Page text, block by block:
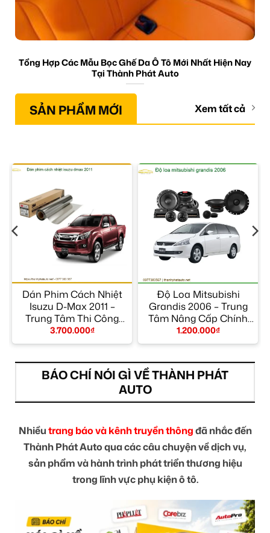
Tổng Hợp Các Mẫu Bọc Ghế Da Ô Tô Mới Nhất Hiện Nay
Tại Thành Phát Auto
SẢN PHẨM MỚI Xem tất cả
Dán Phim Cách Nhiệt
Isuzu D-Max 2011 –
Trung Tâm Thi Công
Chính Hãng TPHCM
3.700.000₫
Độ Loa Mitsubishi
Grandis 2006 – Trung
Tâm Nâng Cấp Chính
Hãng TPHCM
1.200.000₫
BÁO CHÍ NÓI GÌ VỀ THÀNH PHÁT
AUTO
Nhiềutrang báo và kênh truyền thôngđã nhắc đến
Thành Phát Auto qua các câu chuyện về dịch vụ,
sản phẩm và hành trình phát triển thương hiệu
trong lĩnh vực phụ kiện ô tô.